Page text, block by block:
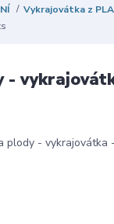
Vykrajovátka z PLA
-